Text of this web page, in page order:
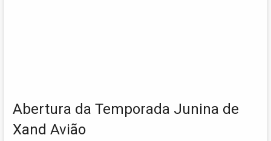
Abertura da Temporada Junina de
Xand Avião